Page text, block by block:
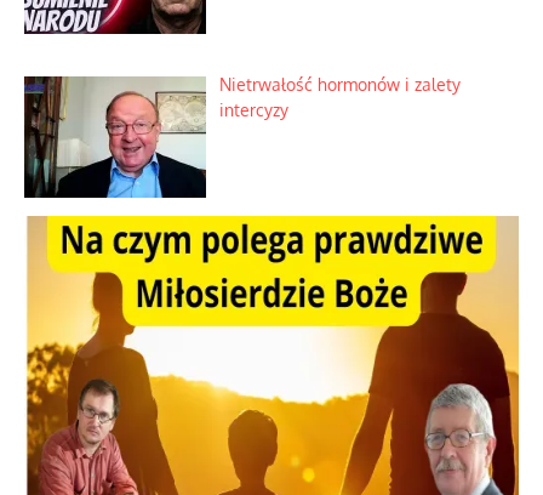
Nietrwałość hormonów i zalety
intercyzy